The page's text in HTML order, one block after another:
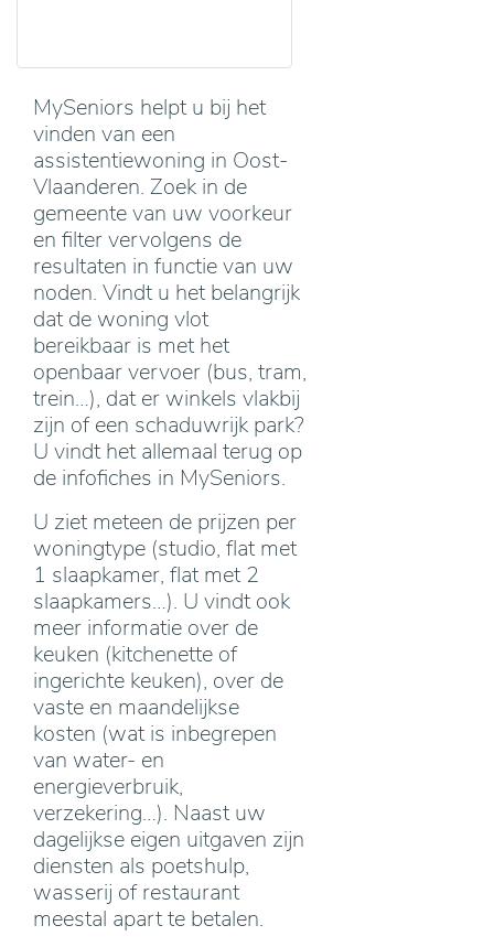
MySeniors helpt u bij het
vinden van een
assistentiewoning in Oost-
Vlaanderen. Zoek in de
gemeente van uw voorkeur
en filter vervolgens de
resultaten in functie van uw
noden. Vindt u het belangrijk
dat de woning vlot
bereikbaar is met het
openbaar vervoer (bus, tram,
trein…), dat er winkels vlakbij
zijn of een schaduwrijk park?
U vindt het allemaal terug op
de infofiches in MySeniors.
U ziet meteen de prijzen per
woningtype (studio, flat met
1 slaapkamer, flat met 2
slaapkamers…). U vindt ook
meer informatie over de
keuken (kitchenette of
ingerichte keuken), over de
vaste en maandelijkse
kosten (wat is inbegrepen
van water- en
energieverbruik,
verzekering…). Naast uw
dagelijkse eigen uitgaven zijn
diensten als poetshulp,
wasserij of restaurant
meestal apart te betalen.